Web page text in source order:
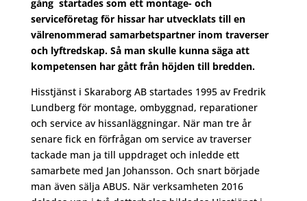
gång startades som ett montage- och
serviceföretag för hissar har utvecklats till en
välrenommerad samarbetspartner inom traverser
och lyftredskap. Så man skulle kunna säga att
kompetensen har gått från höjden till bredden.
Hisstjänst i Skaraborg AB startades 1995 av Fredrik
Lundberg för montage, ombyggnad, reparationer
och service av hissanläggningar. När man tre år
senare fick en förfrågan om service av traverser
tackade man ja till uppdraget och inledde ett
samarbete med Jan Johansson. Och snart började
man även sälja ABUS. När verksamheten 2016